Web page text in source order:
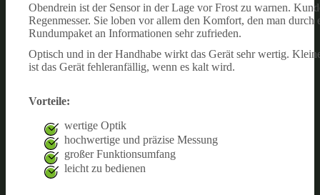
Obendrein ist der Sensor in der Lage vor Frost zu warnen.
Regenmesser. Sie loben vor allem den Komfort, den man
Rundumpaket an Informationen sehr zufrieden.
Optisch und in der Handhabe wirkt das Gerät sehr wertig.
ist das Gerät fehleranfällig, wenn es kalt wird.
Vorteile:
wertige Optik
hochwertige und präzise Messung
großer Funktionsumfang
leicht zu bedienen